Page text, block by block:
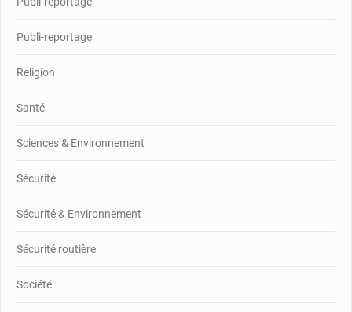
Publi-reportage
Religion
Santé
Sciences & Environnement
Sécurité
Sécurité & Environnement
Sécurité routière
Société